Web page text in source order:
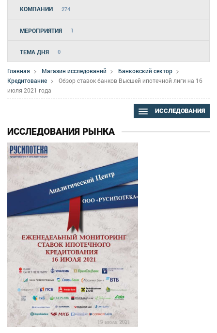
КОМПАНИИ 274
МЕРОПРИЯТИЯ 1
ТЕМА ДНЯ 0
Главная Магазин исследований
Банковский сектор
Кредитование
Обзор ставок банков Высшей ипотечной лиги на 16
июля 2021 года
ИССЛЕДОВАНИЯ
ИССЛЕДОВАНИЯ РЫНКА